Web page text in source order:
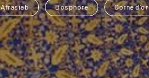
Afrasiab Bosphore Corne d'or